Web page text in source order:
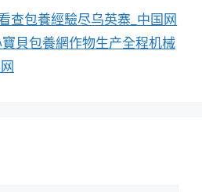
查包養經驗尽乌英寨_中国网
貝包養網作物生产全程机械